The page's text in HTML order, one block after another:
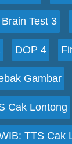
Brain Test 3
DOP 4
Gambar
Cak Lontong
TTS Cak